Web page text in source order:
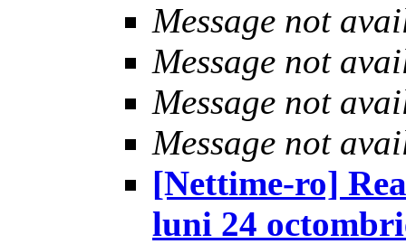
Message not
Message not
Message not
Message not
[Nettime-ro]
luni 24